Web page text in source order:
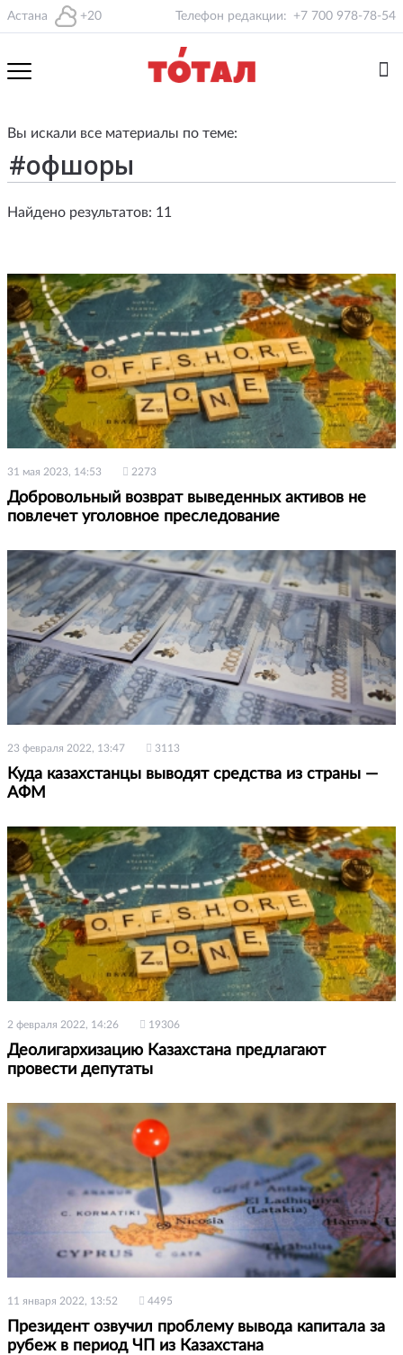
Астана +20 Телефон редакции: +7 700 978-78-54
Вы искали все материалы по теме:
Найдено результатов: 11
31 мая 2023, 14:53 2273
Добровольный возврат выведенных активов не
повлечет уголовное преследование
23 февраля 2022, 13:47 3113
Куда казахстанцы выводят средства из страны —
АФМ
2 февраля 2022, 14:26 19306
Деолигархизацию Казахстана предлагают
провести депутаты
11 января 2022, 13:52 4495
Президент озвучил проблему вывода капитала за
рубеж в период ЧП из Казахстана